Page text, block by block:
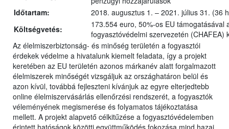
Időtartam:
2018. augusztus 1. – 2021. július 31.
Költségvetés:
173.554 euro, 50%-os EU támogatásával
fogyasztóvédelmi szervezetén (CHAFEA)
Az élelmiszerbiztonság- és minőség területén a fogyasztói
érdekek védelme a hivatalunk kiemelt feladata, így a projekt
keretében az EU területén azonos márkanév alatt forgalmazott
élelmiszerek minőségét vizsgáljuk az országhatáron belül és
azon kívül, továbbá fejleszteni kívánjuk az egyre elterjedtebb
online élelmiszervásárlás ellenőrzési rendszerét, a fogyasztók
véleményének megismerése és folyamatos tájékoztatása
mellett.​ A projekt alapvető célkitűzése a fogyasztóvédelemben